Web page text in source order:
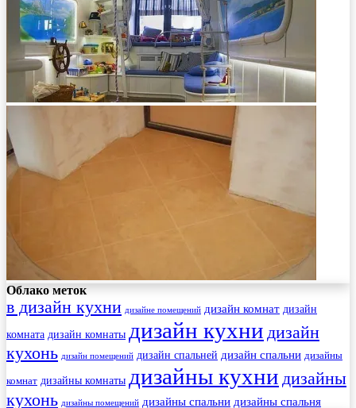
Облако меток
в дизайн кухни дизайне помещений дизайн комнат дизайн
комната дизайн комнаты дизайн кухни дизайн
кухонь дизайн помещений дизайн спальней дизайн спальни дизайны
комнат дизайны комнаты дизайны кухни дизайны
кухонь дизайны помещений дизайны спальни дизайны спальня